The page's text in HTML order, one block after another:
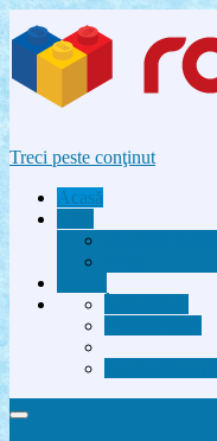
Treci peste conţinut
Acasă